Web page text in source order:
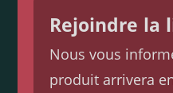
Rejoindre la
Nous vous
produit arrivera